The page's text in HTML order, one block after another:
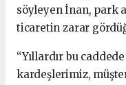
söyleyen İnan, park
ticaretin zarar
“Yıllardır bu
kardeşlerimiz,